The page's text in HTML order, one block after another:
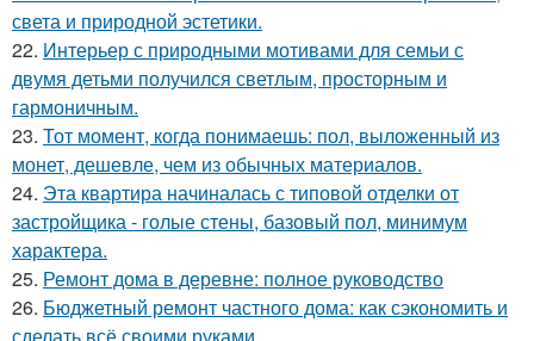
света и природной эстетики.
22. Интерьер с природными мотивами для семьи с
двумя детьми получился светлым, просторным и
гармоничным.
23. Тот момент, когда понимаешь: пол, выложенный из
монет, дешевле, чем из обычных материалов.
24. Эта квартира начиналась с типовой отделки от
застройщика - голые стены, базовый пол, минимум
характера.
25. Ремонт дома в деревне: полное руководство
26. Бюджетный ремонт частного дома: как сэкономить и
сделать всё своими руками